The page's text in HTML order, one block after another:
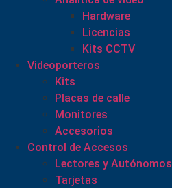
Hardware
Licencias
Kits CCTV
Videoporteros
Kits
Placas de calle
Monitores
Accesorios
Control de Accesos
Lectores y Autónomos
Tarjetas